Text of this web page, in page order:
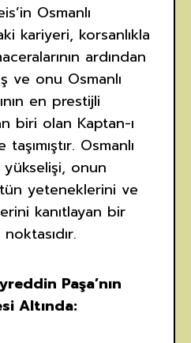
Osmanlı
kariyeri, korsanlıkla
ardından
ve onu Osmanlı
en prestijli
biri olan Kaptan-ı
Osmanlı
yükselişi, onun
yeteneklerini ve
kanıtlayan bir
Paşa’nın
Altında: